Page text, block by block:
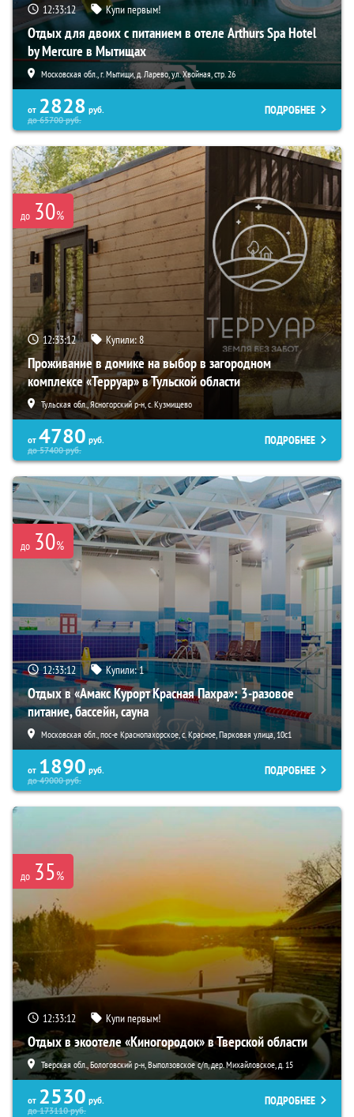
12:33:10 Купи первым!
Отдых для двоих с питанием в отеле Arthurs Spa Hotel
by Mercure в Мытищах
Московская обл., г. Мытищи, д. Ларево, ул. Хвойная, стр. 26
от 2828 руб.
до65700руб.
ПОДРОБНЕЕ
до 30%
12:33:10 Купили:8
Проживание в домике на выбор в загородном
комплексе «Терруар» в Тульской области
Тульская обл., Ясногорский р-н, с. Кузмищево
от 4780 руб.
до57400руб.
ПОДРОБНЕЕ
до 30%
12:33:10 Купили:1
Отдых в «Амакс Курорт ‎Красная Пахра»: 3-разовое
питание, бассейн, сауна
Московская обл., пос-е Краснопахорское, с. Красное, Парковая улица, 10с1
от 1890 руб.
до49000руб.
ПОДРОБНЕЕ
до 35%
12:33:10 Купи первым!
Отдых в экоотеле «Киногородок» в Тверской области
Тверская обл., Бологовский р-н, Выползовское с/п, дер. Михайловское, д. 15
от 2530 руб.
до173110руб.
ПОДРОБНЕЕ